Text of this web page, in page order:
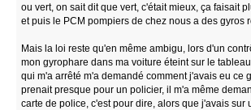
ou vert, on sait dit que vert, c'était mieux, ça faisait
et puis le PCM pompiers de chez nous a des gyros
Mais la loi reste qu'en même ambigu, lors d'un
mon gyrophare dans ma voiture éteint sur le
qui m'a arrêté m'a demandé comment j'avais eu ce
prenait presque pour un policier, il m'a même
carte de police, c'est pour dire, alors que j'avais sur